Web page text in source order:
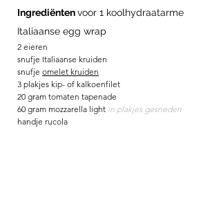
Ingrediënten voor 1 koolhydraatarme
Italiaanse egg wrap
2 eieren
snufje Italiaanse kruiden
snufje omelet kruiden
3 plakjes kip- of kalkoenfilet
20 gram tomaten tapenade
60 gram mozzarella light in plakjes gesneden
handje rucola